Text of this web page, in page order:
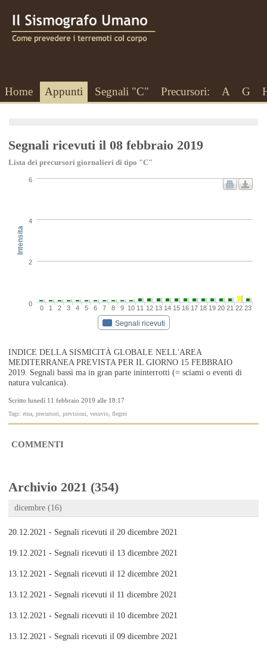
Home Appunti Segnali "C" Precursori: A G
Segnali ricevuti il 08 febbraio 2019
Lista dei precursori giornalieri di tipo "C"
Intensita
Segnali ricevuti
0 1 2 3 4 5 6 7 8 9 10 11 12 13 14 15 16 17 18 19 20 21 22 23
0
2
4
6
INDICE DELLA SISMICITÀ GLOBALE NELL'AREA
MEDITERRANEA PREVISTA PER IL GIORNO 15 FEBBRAIO
2019. Segnali bassi ma in gran parte ininterrotti (= sciami o eventi di
natura vulcanica).
Scritto lunedì 11 febbraio 2019 alle 18:17
Tags: etna, precursori, previsioni, vesuvio, flegrei
COMMENTI
Archivio 2021 (354)
dicembre (16)
20.12.2021 - Segnali ricevuti il 20 dicembre 2021
19.12.2021 - Segnali ricevuti il 13 dicembre 2021
13.12.2021 - Segnali ricevuti il 12 dicembre 2021
13.12.2021 - Segnali ricevuti il 11 dicembre 2021
13.12.2021 - Segnali ricevuti il 10 dicembre 2021
13.12.2021 - Segnali ricevuti il 09 dicembre 2021